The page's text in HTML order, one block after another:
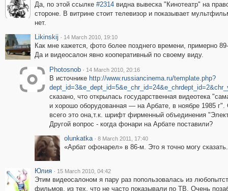
Да, по этой ссылке #2314видна вывеска "Кинотеатр" на
стороне. В витрине стоит телевизор и показывает
нет.
Likinskij · 14 March 2010, 19:10
Как мне кажется, фото более позднего времени, примерно
Да и видеосалон явно кооперативный по своему виду.
Photosnob · 14 March 2010, 20:16
В источнике http://www.russiancinema.ru/template.php?
сказано, что открылась государственная видеотека
и хорошо оборудованная — на Арбате, в ноябре 1985 г".
всего это она,т.к. шрифт фирменный объединения
Другой вопрос - когда фонари на Арбате поставили?
olunkatka · 8 March 2011, 17:40
«Арбат офонарел» в 86-м. Это я точно могу сказать.
Юлия · 15 March 2010, 04:42
Этим видеосалоном я пару раз попользовалась из
фильмов, из тех, что не часто показывали по ТВ. Очень